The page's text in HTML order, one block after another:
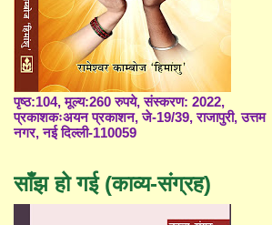
पृष्ठ:104, मूल्य:260 रुपये, संस्करण: 2022,
प्रकाशकःअयन प्रकाशन, जे-19/39, राजापुरी, उत्तम
नगर, नई दिल्ली-110059
साँझ हो गई (काव्य-संग्रह)